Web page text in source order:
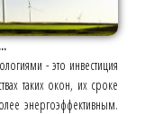
- это инвестиция
таких окон, их сроке
энергоэффективным.